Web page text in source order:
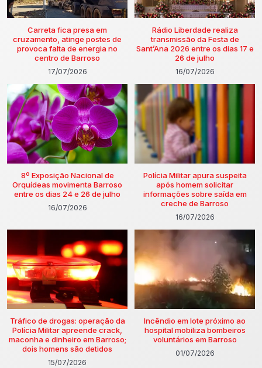
Carreta fica presa em
cruzamento, atinge postes de
provoca falta de energia no
centro de Barroso
17/07/2026
Rádio Liberdade realiza
transmissão da Festa de
Sant’Ana 2026 entre os dias 17 e
26 de julho
16/07/2026
8º Exposição Nacional de
Orquídeas movimenta Barroso
entre os dias 24 e 26 de julho
16/07/2026
Polícia Militar apura suspeita
após homem solicitar
informações sobre saída em
creche de Barroso
16/07/2026
Tráfico de drogas: operação da
Polícia Militar apreende crack,
maconha e dinheiro em Barroso;
dois homens são detidos
15/07/2026
Incêndio em lote próximo ao
hospital mobiliza bombeiros
voluntários em Barroso
01/07/2026